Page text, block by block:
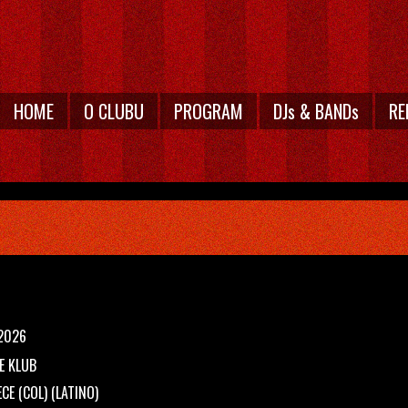
HOME O CLUBU PROGRAM DJs & BANDs
KLUB
(COL) (LATINO)